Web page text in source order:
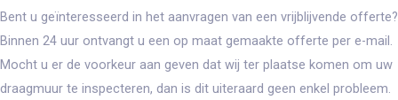
Bent u geïnteresseerd in het aanvragen van een vrijblijvende offerte?
Binnen 24 uur ontvangt u een op maat gemaakte offerte per e-mail.
Mocht u er de voorkeur aan geven dat wij ter plaatse komen om uw
draagmuur te inspecteren, dan is dit uiteraard geen enkel probleem.